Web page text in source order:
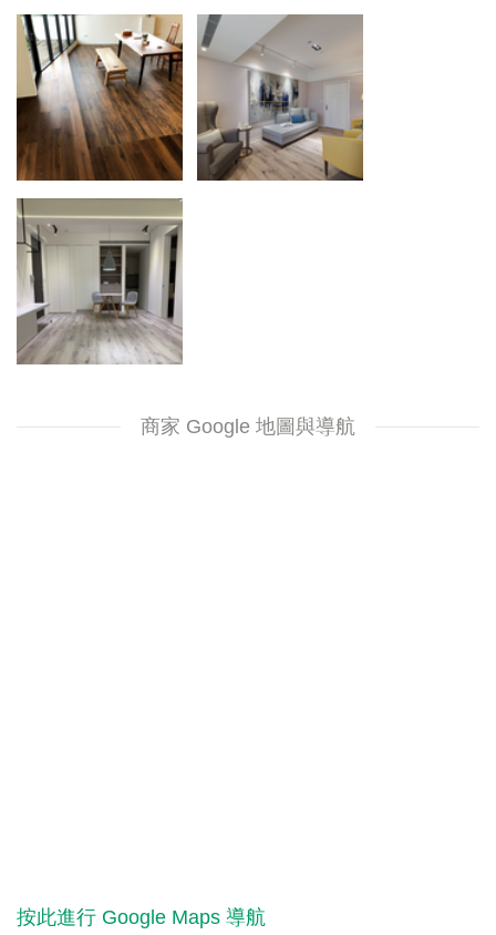
商家 Google 地圖與導航
按此進行 Google Maps 導航